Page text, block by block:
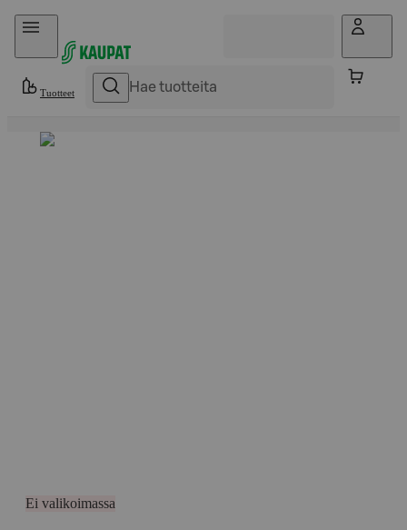
Hyppää sisältöön
Tuotteet
Ei valikoimassa